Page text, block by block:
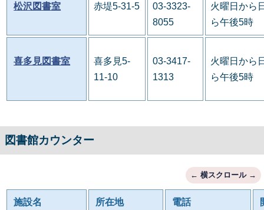
松沢図書室 赤堤5-31-5
03-3323-
8055
火曜日から
ら午後5時
喜多見図書室
喜多見5-
11-10
03-3417-
1313
火曜日から
ら午後5時
図書館カウンター
施設名 所在地 電話